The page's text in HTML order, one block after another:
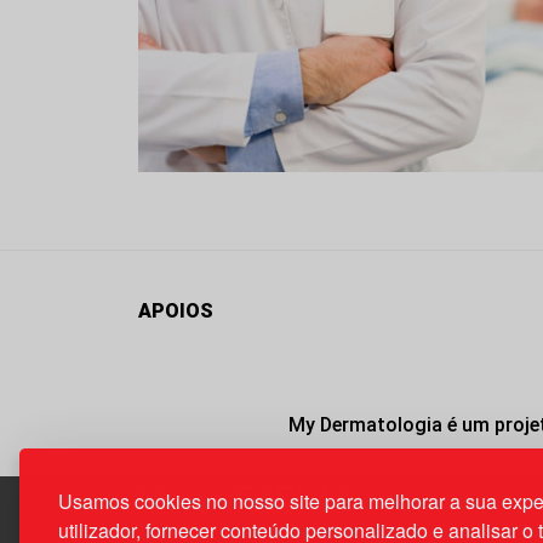
Usamos cookies no nosso site para melhorar a sua
utilizador, fornecer conteúdo personalizado e analisar o
APOIOS
My Dermatologia é um